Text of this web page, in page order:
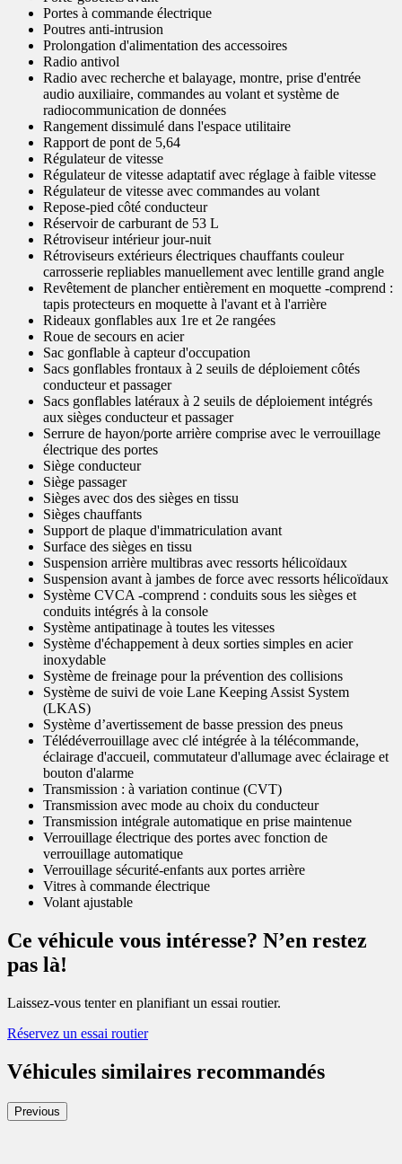
Portes à commande électrique
Poutres anti-intrusion
Prolongation d'alimentation des accessoires
Radio antivol
Radio avec recherche et balayage, montre, prise d'entrée
audio auxiliaire, commandes au volant et système de
radiocommunication de données
Rangement dissimulé dans l'espace utilitaire
Rapport de pont de 5,64
Régulateur de vitesse
Régulateur de vitesse adaptatif avec réglage à faible vitesse
Régulateur de vitesse avec commandes au volant
Repose-pied côté conducteur
Réservoir de carburant de 53 L
Rétroviseur intérieur jour-nuit
Rétroviseurs extérieurs électriques chauffants couleur
carrosserie repliables manuellement avec lentille grand angle
Revêtement de plancher entièrement en moquette -comprend :
tapis protecteurs en moquette à l'avant et à l'arrière
Rideaux gonflables aux 1re et 2e rangées
Roue de secours en acier
Sac gonflable à capteur d'occupation
Sacs gonflables frontaux à 2 seuils de déploiement côtés
conducteur et passager
Sacs gonflables latéraux à 2 seuils de déploiement intégrés
aux sièges conducteur et passager
Serrure de hayon/porte arrière comprise avec le verrouillage
électrique des portes
Siège conducteur
Siège passager
Sièges avec dos des sièges en tissu
Sièges chauffants
Support de plaque d'immatriculation avant
Surface des sièges en tissu
Suspension arrière multibras avec ressorts hélicoïdaux
Suspension avant à jambes de force avec ressorts hélicoïdaux
Système CVCA -comprend : conduits sous les sièges et
conduits intégrés à la console
Système antipatinage à toutes les vitesses
Système d'échappement à deux sorties simples en acier
inoxydable
Système de freinage pour la prévention des collisions
Système de suivi de voie Lane Keeping Assist System
(LKAS)
Système d’avertissement de basse pression des pneus
Télédéverrouillage avec clé intégrée à la télécommande,
éclairage d'accueil, commutateur d'allumage avec éclairage et
bouton d'alarme
Transmission : à variation continue (CVT)
Transmission avec mode au choix du conducteur
Transmission intégrale automatique en prise maintenue
Verrouillage électrique des portes avec fonction de
verrouillage automatique
Verrouillage sécurité-enfants aux portes arrière
Vitres à commande électrique
Volant ajustable
Ce véhicule vous intéresse? N’en restez
pas là!
Laissez-vous tenter en planifiant un essai routier.
Réservez un essai routier
Véhicules similaires recommandés
Previous